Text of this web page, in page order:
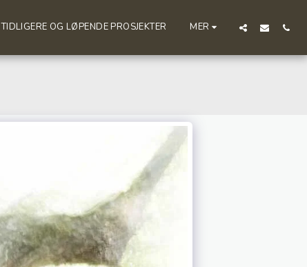
TIDLIGERE OG LØPENDE PROSJEKTER MER